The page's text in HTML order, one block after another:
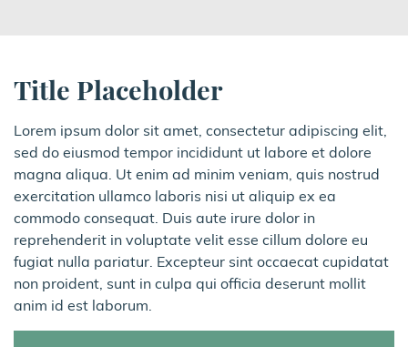
Title Placeholder
Lorem ipsum dolor sit amet, consectetur adipiscing elit,
sed do eiusmod tempor incididunt ut labore et dolore
magna aliqua. Ut enim ad minim veniam, quis nostrud
exercitation ullamco laboris nisi ut aliquip ex ea
commodo consequat. Duis aute irure dolor in
reprehenderit in voluptate velit esse cillum dolore eu
fugiat nulla pariatur. Excepteur sint occaecat cupidatat
non proident, sunt in culpa qui officia deserunt mollit
anim id est laborum.